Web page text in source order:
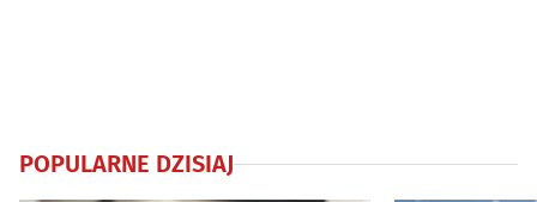
POPULARNE DZISIAJ